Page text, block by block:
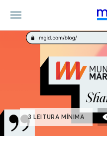
3 LEITURA MÍNIMA